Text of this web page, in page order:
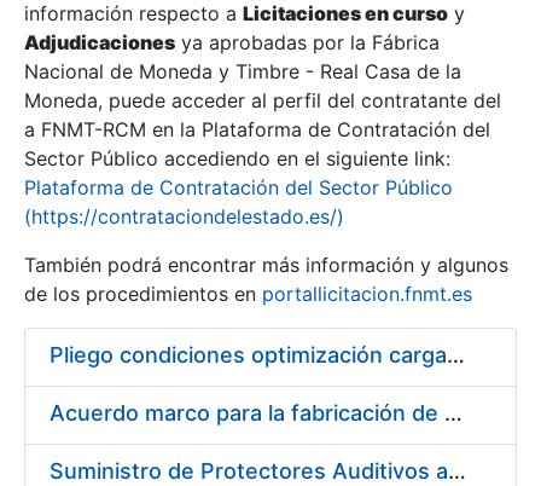
Show/Hide
Show/Hide
información respecto a Licitaciones en curso y
Adjudicaciones ya aprobadas por la Fábrica
Nacional de Moneda y Timbre - Real Casa de la
Moneda, puede acceder al perfil del contratante del
a FNMT-RCM en la Plataforma de Contratación del
Sector Público accediendo en el siguiente link:
Plataforma de Contratación del Sector Público
(https://contrataciondelestado.es/)
También podrá encontrar más información y algunos
de los procedimientos en portallicitacion.fnmt.es
Pliego condiciones optimización cargas compras firmado
Acuerdo marco para la fabricación de piezas
Suministro de Protectores Auditivos a medida para las personas trabajadoras de los Centros de Trabajo de Madrid y Burgos